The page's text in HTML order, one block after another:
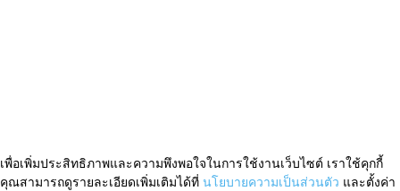
เพื่อเพิ่มประสิทธิภาพและความพึงพอใจในการใช้งานเว็บไซต์ เราใช้คุกกี้
คุณสามารถดูรายละเอียดเพิ่มเติมได้ที่ นโยบายความเป็นส่วนตัว และตั้งค่า